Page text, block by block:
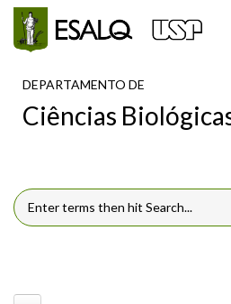
Pular para o conteúdo principal
DEPARTAMENTO DE
Ciências
FORMULÁRIO DE